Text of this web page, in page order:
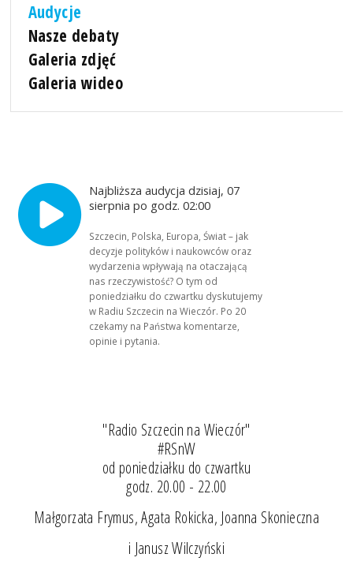
Audycje
Nasze debaty
Galeria zdjęć
Galeria wideo
Najbliższa audycja dzisiaj, 07
sierpnia po godz. 02:00
Szczecin, Polska, Europa, Świat – jak
decyzje polityków i naukowców oraz
wydarzenia wpływają na otaczającą
nas rzeczywistość? O tym od
poniedziałku do czwartku dyskutujemy
w Radiu Szczecin na Wieczór. Po 20
czekamy na Państwa komentarze,
opinie i pytania.
"Radio Szczecin na Wieczór"
#RSnW
od poniedziałku do czwartku
godz. 20.00 - 22.00
Małgorzata Frymus, Agata Rokicka, Joanna Skonieczna
i Janusz Wilczyński